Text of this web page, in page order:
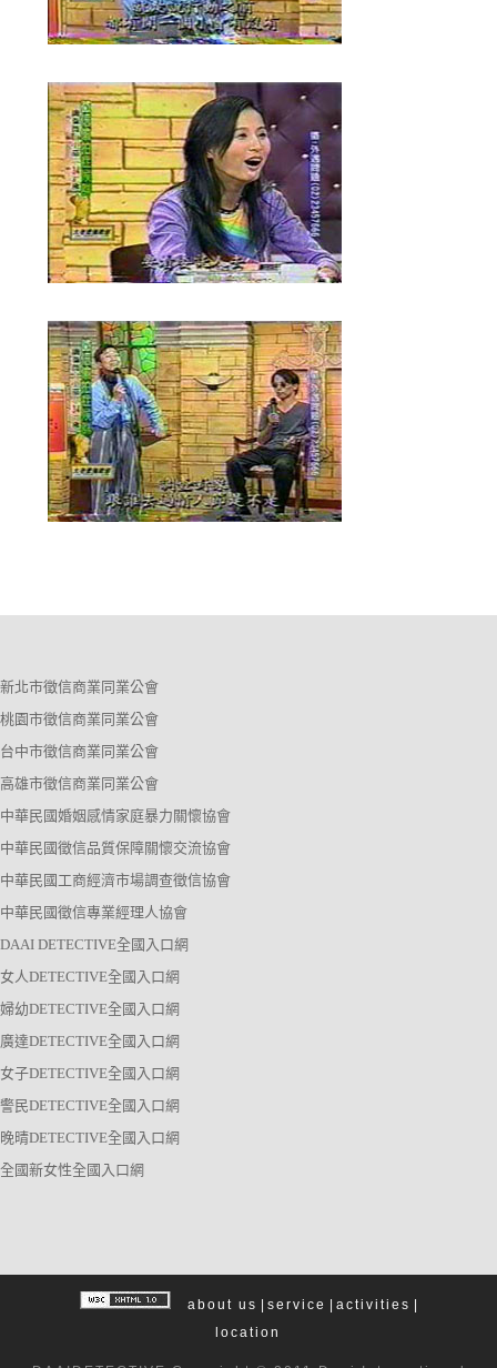
新北市徵信商業同業公會
桃園市徵信商業同業公會
台中市徵信商業同業公會
高雄市徵信商業同業公會
中華民國婚姻感情家庭暴力關懷協會
中華民國徵信品質保障關懷交流協會
中華民國工商經濟市場調查徵信協會
中華民國徵信專業經理人協會
DAAI DETECTIVE全國入口網
女人DETECTIVE全國入口網
婦幼DETECTIVE全國入口網
廣達DETECTIVE全國入口網
女子DETECTIVE全國入口網
警民DETECTIVE全國入口網
晚晴DETECTIVE全國入口網
全國新女性全國入口網
about us service activities
location